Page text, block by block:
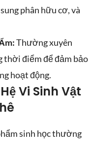
phân hữu cơ, và
Thường xuyên
thời điểm để đảm bảo
hoạt động.
Vi Sinh Vật
sinh học thường